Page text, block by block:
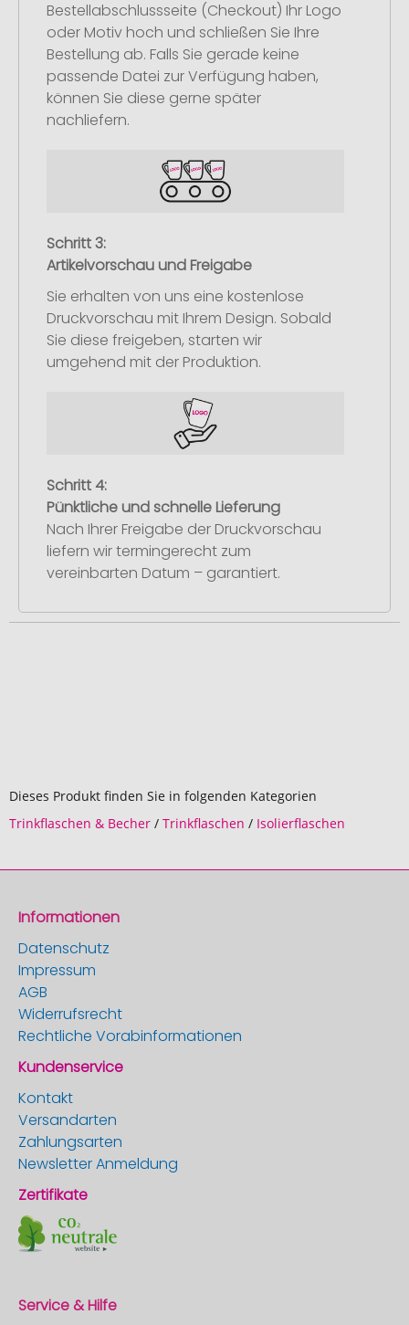
Bestellabschlussseite (Checkout) Ihr Logo
oder Motiv hoch und schließen Sie Ihre
Bestellung ab. Falls Sie gerade keine
passende Datei zur Verfügung haben,
können Sie diese gerne später
nachliefern.
Schritt 3:
Artikelvorschau und Freigabe
Sie erhalten von uns eine kostenlose
Druckvorschau mit Ihrem Design. Sobald
Sie diese freigeben, starten wir
umgehend mit der Produktion.
Schritt 4:
Pünktliche und schnelle Lieferung
Nach Ihrer Freigabe der Druckvorschau
liefern wir termingerecht zum
vereinbarten Datum – garantiert.
Dieses Produkt finden Sie in folgenden Kategorien
Trinkflaschen & Becher / Trinkflaschen / Isolierflaschen
Informationen
Datenschutz
Impressum
AGB
Widerrufsrecht
Rechtliche Vorabinformationen
Kundenservice
Kontakt
Versandarten
Zahlungsarten
Newsletter Anmeldung
Zertifikate
Service & Hilfe